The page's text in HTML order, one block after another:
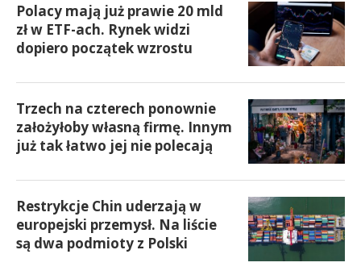
Polacy mają już prawie 20 mld
zł w ETF-ach. Rynek widzi
dopiero początek wzrostu
Trzech na czterech ponownie
założyłoby własną firmę. Innym
już tak łatwo jej nie polecają
Restrykcje Chin uderzają w
europejski przemysł. Na liście
są dwa podmioty z Polski